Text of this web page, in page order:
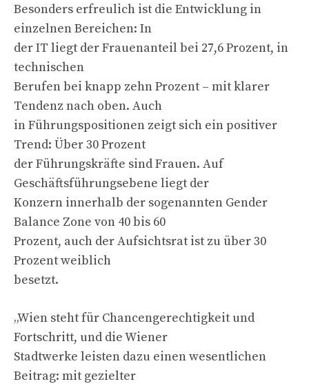
Besonders erfreulich ist die Entwicklung in
einzelnen Bereichen: In
der IT liegt der Frauenanteil bei 27,6 Prozent, in
technischen
Berufen bei knapp zehn Prozent – mit klarer
Tendenz nach oben. Auch
in Führungspositionen zeigt sich ein positiver
Trend: Über 30 Prozent
der Führungskräfte sind Frauen. Auf
Geschäftsführungsebene liegt der
Konzern innerhalb der sogenannten Gender
Balance Zone von 40 bis 60
Prozent, auch der Aufsichtsrat ist zu über 30
Prozent weiblich
besetzt.
„Wien steht für Chancengerechtigkeit und
Fortschritt, und die Wiener
Stadtwerke leisten dazu einen wesentlichen
Beitrag: mit gezielter